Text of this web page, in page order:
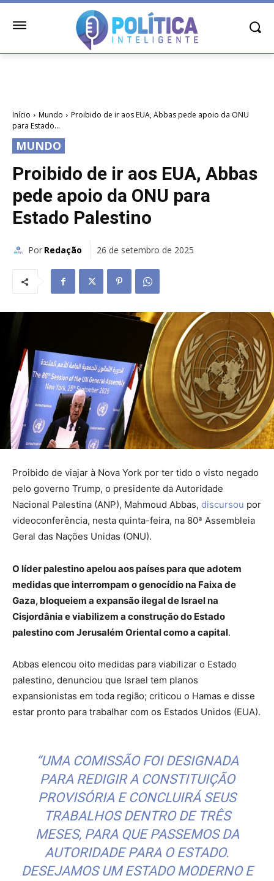
Início Mundo
Proibido de ir aos EUA, Abbas pede apoio da ONU
para Estado...
MUNDO
Proibido de ir aos EUA, Abbas
pede apoio da ONU para
Estado Palestino
Por Redação 26 de setembro de 2025
Proibido de viajar à Nova York por ter tido o visto negado
pelo governo Trump, o presidente da Autoridade
Nacional Palestina (ANP), Mahmoud Abbas, discursou por
videoconferência, nesta quinta-feira, na 80ª Assembleia
Geral das Nações Unidas (ONU).
O líder palestino apelou aos países para que adotem
medidas que interrompam o genocídio na Faixa de
Gaza, bloqueiem a expansão ilegal de Israel na
Cisjordânia e viabilizem a construção do Estado
palestino com Jerusalém Oriental como a capital.
Abbas elencou oito medidas para viabilizar o Estado
palestino, denunciou que Israel tem planos
expansionistas em toda região; criticou o Hamas e disse
estar pronto para trabalhar com os Estados Unidos (EUA).
“UMA COMISSÃO FOI DESIGNADA
PARA REDIGIR A CONSTITUIÇÃO
PROVISÓRIA E CONCLUIRÁ SEUS
TRABALHOS DENTRO DE TRÊS
MESES, PARA QUE PASSEMOS DA
AUTORIDADE PARA O ESTADO.
DESEJAMOS UM ESTADO MODERNO E